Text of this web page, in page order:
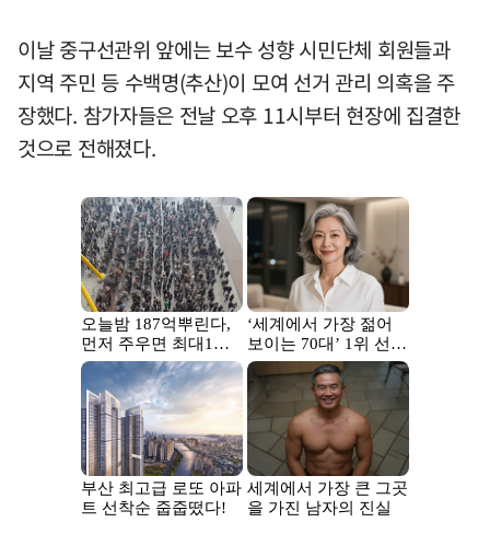
이날 중구선관위 앞에는 보수 성향 시민단체 회원들과
지역 주민 등 수백명(추산)이 모여 선거 관리 의혹을 주
장했다. 참가자들은 전날 오후 11시부터 현장에 집결한
것으로 전해졌다.